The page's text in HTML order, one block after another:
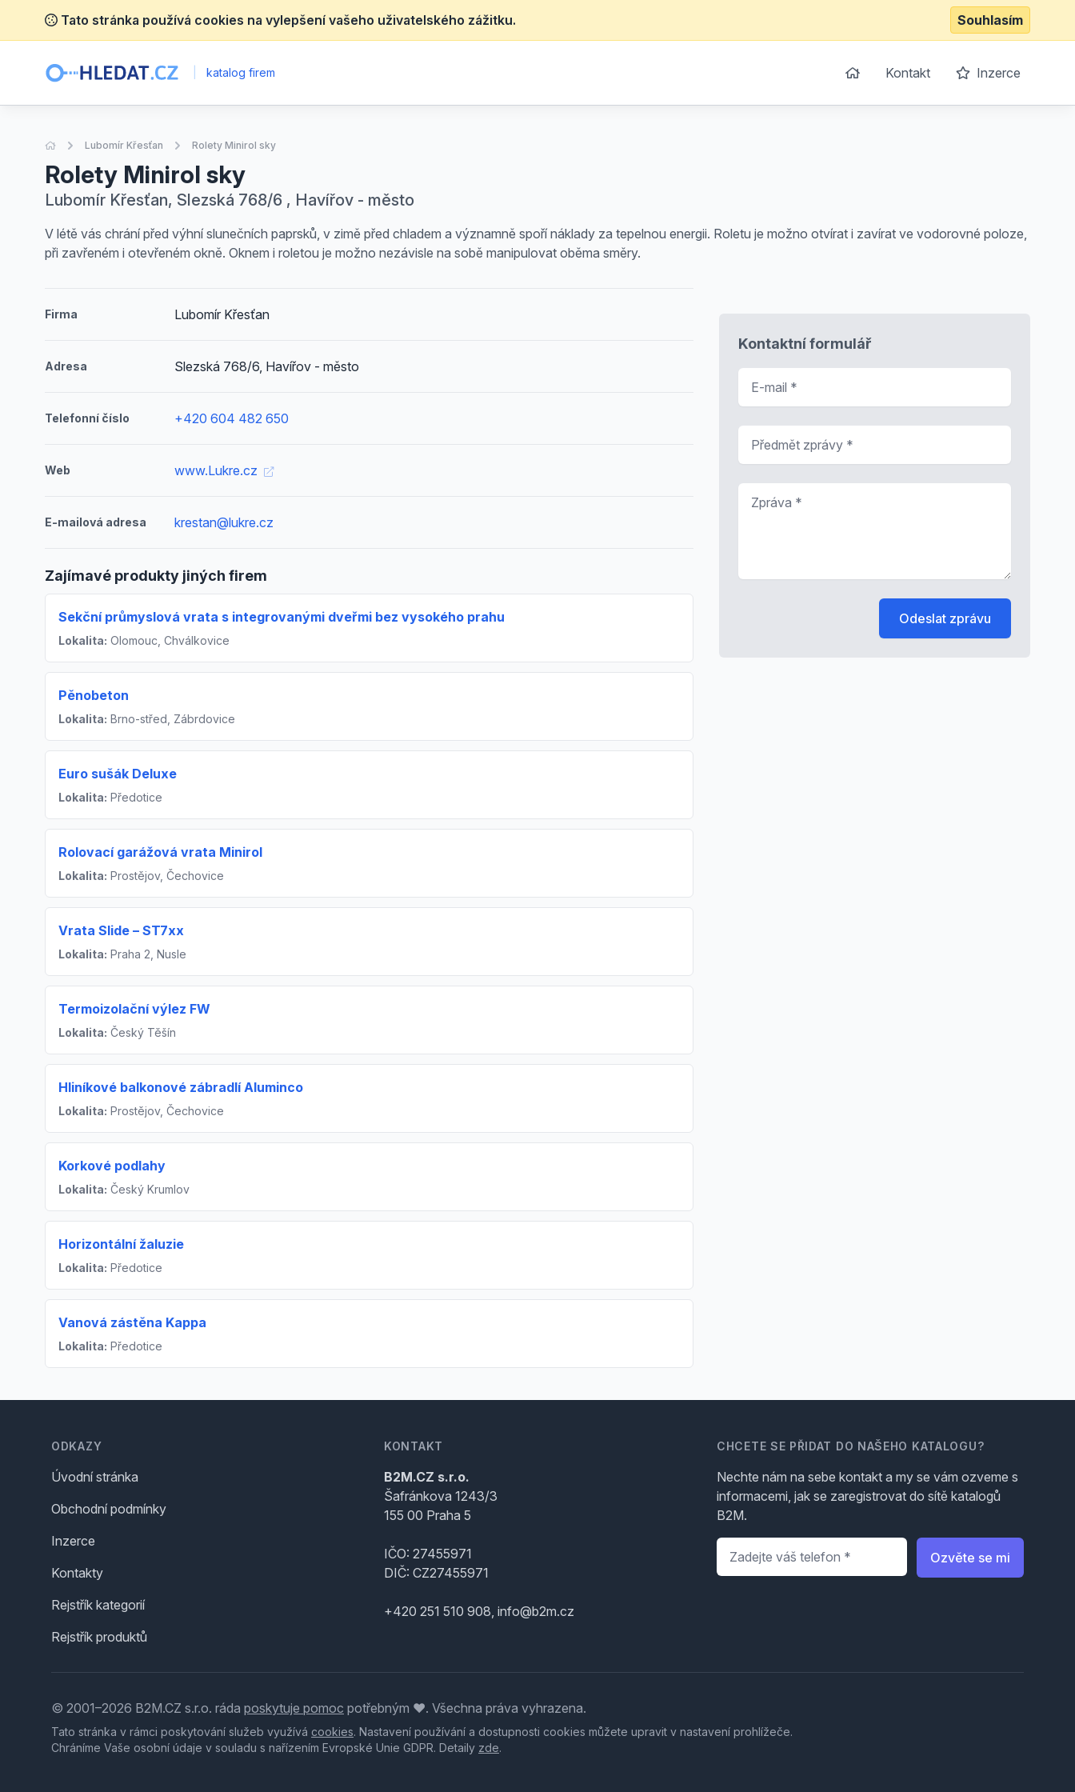
Tato stránka používá cookies na vylepšení vašeho uživatelského zážitku. Souhlasím
katalog firem Kontakt Inzerce
Úvodní stránka
Lubomír Křesťan Rolety Minirol sky
Rolety Minirol sky
Lubomír Křesťan, Slezská 768/6 , Havířov - město
V létě vás chrání před výhní slunečních paprsků, v zimě před chladem a významně spoří náklady za tepelnou energii. Roletu je možno otvírat i zavírat ve vodorovné poloze,
při zavřeném i otevřeném okně. Oknem i roletou je možno nezávisle na sobě manipulovat oběma směry.
Firma Lubomír Křesťan
Adresa Slezská 768/6, Havířov - město
Telefonní číslo +420 604 482 650
Web www.Lukre.cz
E-mailová adresa krestan@lukre.cz
Zajímavé produkty jiných firem
Sekční průmyslová vrata s integrovanými dveřmi bez vysokého prahu
Lokalita: Olomouc, Chválkovice
Pěnobeton
Lokalita: Brno-střed, Zábrdovice
Euro sušák Deluxe
Lokalita: Předotice
Rolovací garážová vrata Minirol
Lokalita: Prostějov, Čechovice
Vrata Slide – ST7xx
Lokalita: Praha 2, Nusle
Termoizolační výlez FW
Lokalita: Český Těšín
Hliníkové balkonové zábradlí Aluminco
Lokalita: Prostějov, Čechovice
Korkové podlahy
Lokalita: Český Krumlov
Horizontální žaluzie
Lokalita: Předotice
Vanová zástěna Kappa
Lokalita: Předotice
Kontaktní formulář
Odeslat zprávu
ODKAZY
Úvodní stránka
Obchodní podmínky
Inzerce
Kontakty
Rejstřík kategorií
Rejstřík produktů
KONTAKT
B2M.CZ s.r.o.
Šafránkova 1243/3
155 00 Praha 5
IČO: 27455971
DIČ: CZ27455971
+420 251 510 908, info@b2m.cz
CHCETE SE PŘIDAT DO NAŠEHO KATALOGU?
Nechte nám na sebe kontakt a my se vám ozveme s
informacemi, jak se zaregistrovat do sítě katalogů
B2M.
Telefon
Ozvěte se mi
© 2001–2026 B2M.CZ s.r.o. ráda poskytuje pomoc potřebným ♥️. Všechna práva vyhrazena.
Tato stránka v rámci poskytování služeb využívá cookies. Nastavení používání a dostupnosti cookies můžete upravit v nastavení prohlížeče.
Chráníme Vaše osobní údaje v souladu s nařízením Evropské Unie GDPR. Detaily zde.